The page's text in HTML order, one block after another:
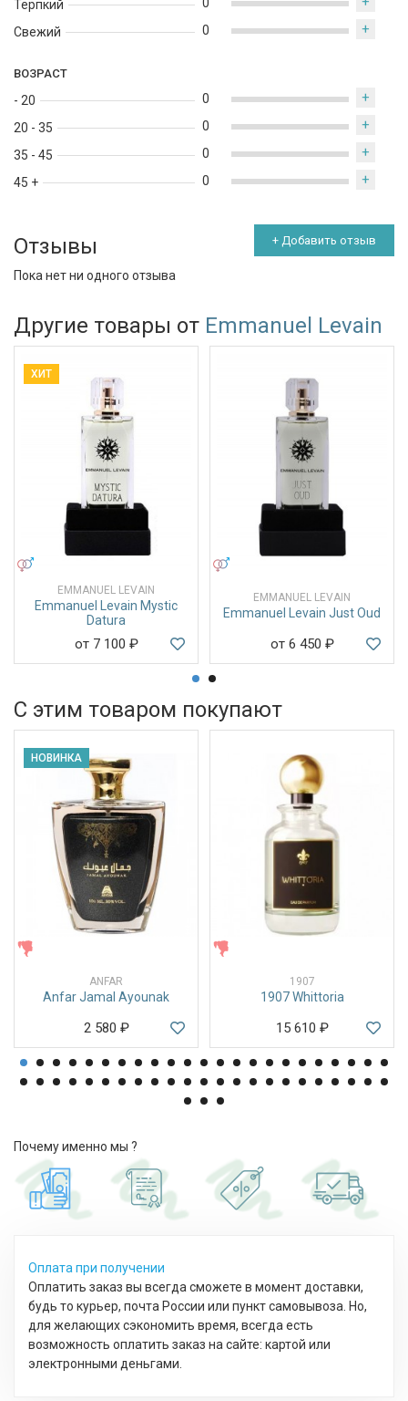
Терпкий
Свежий
0 +
ВОЗРАСТ
- 20
20 - 35
35 - 45
45 +
0 +
0 +
0 +
0 +
Отзывы + Добавить отзыв
Пока нет ни одного отзыва
Другие товары от Emmanuel Levain
ХИТ
EMMANUEL LEVAIN
Emmanuel Levain Mystic
Datura
от 7 100 ₽
EMMANUEL LEVAIN
Emmanuel Levain Just Oud
от 6 450 ₽
С этим товаром покупают
НОВИНКА
ANFAR
Anfar Jamal Ayounak
2 580 ₽
1907
1907 Whittoria
15 610 ₽
Почему именно мы ?
Оплата при получении
Оплатить заказ вы всегда сможете в момент доставки,
будь то курьер, почта России или пункт самовывоза. Но,
для желающих сэкономить время, всегда есть
возможность оплатить заказ на сайте: картой или
электронными деньгами.